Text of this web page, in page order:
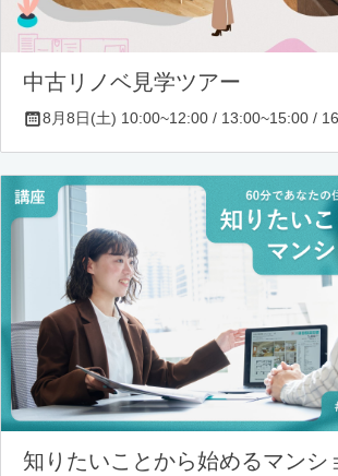
中古リノベ見学ツアー
8月8日(土) 10:00~12:00 / 13:00~15:00 /
知りたいことから始めるマンシ